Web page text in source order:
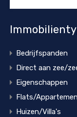
Bedrijfspanden
Direct aan zee/
Eigenschappen
Flats/
Huizen/Villa's